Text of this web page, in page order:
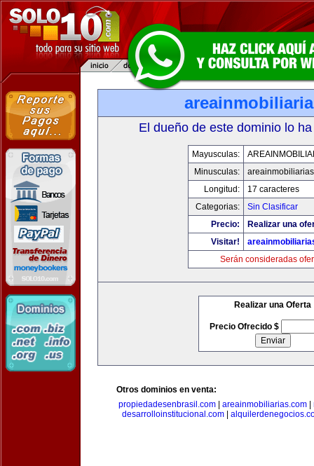
El dueño de este dominio lo
Mayusculas:
Minusculas:
Longitud:
17 caracteres
Categorias:
Sin Clasificar
Precio:
Realizar una
Visitar!
Serán consideradas
Realizar una Oferta
Precio Ofrecido $
Otros dominios en venta:
propiedadesenbrasil.com| areainmobiliarias.com|
desarrolloinstitucional.com